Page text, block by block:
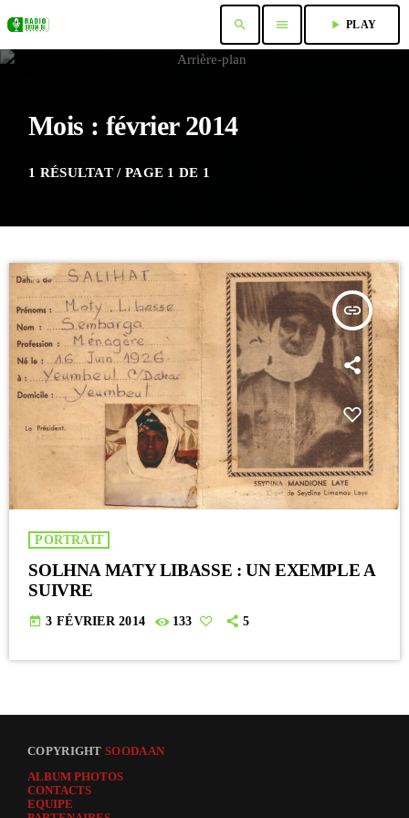
search menu play_arrow PLAY
Mois : février 2014
1 RÉSULTAT / PAGE 1 DE 1
insert_link
PORTRAIT
SOLHNA MATY LIBASSE : UN EXEMPLE A
SUIVRE
today 3 FÉVRIER 2014 133 5
COPYRIGHTSOODAAN
ALBUM PHOTOS
CONTACTS
EQUIPE